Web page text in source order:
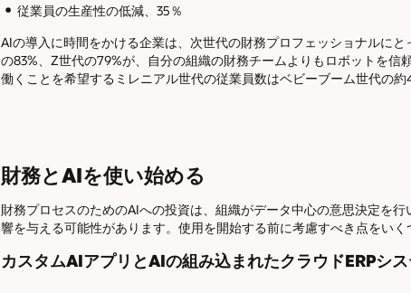
従業員の生産性の低減、35％
AIの導入に時間をかける企業は、次世代の財務プロフェッショナルに
の83%、Z世代の79%が、自分の組織の財務チームよりもロボットを
働くことを希望するミレニアル世代の従業員数はベビーブーム世代の約4
財務とAIを使い始める
財務プロセスのためのAIへの投資は、組織がデータ中心の意思決定を
響を与える可能性があります。使用を開始する前に考慮すべき点をいく
カスタムAIアプリとAIの組み込まれたクラウドERPシ